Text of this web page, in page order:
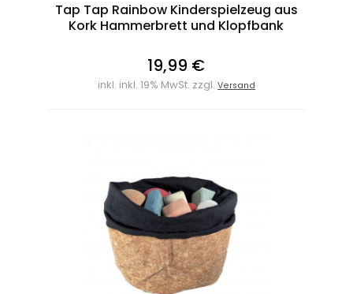
Tap Tap Rainbow Kinderspielzeug aus
Kork Hammerbrett und Klopfbank
19,99 €
inkl. inkl. 19% MwSt. zzgl. Versand